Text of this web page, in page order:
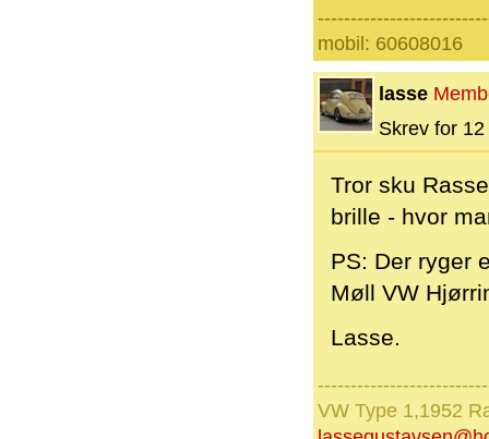
mobil: 60608016
lasse
Skrev for
Tror sku
brille - hvor
PS: Der ryger
Møll VW
Lasse.
VW Type 1,1952